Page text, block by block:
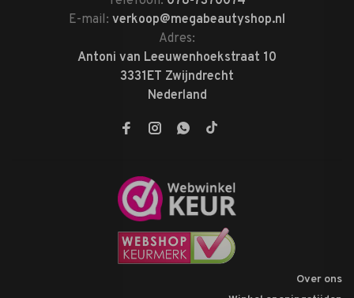
E-mail: verkoop@megabeautyshop.nl
Adres:
Antoni van Leeuwenhoekstraat 10
3331ET Zwijndrecht
Nederland
Over ons